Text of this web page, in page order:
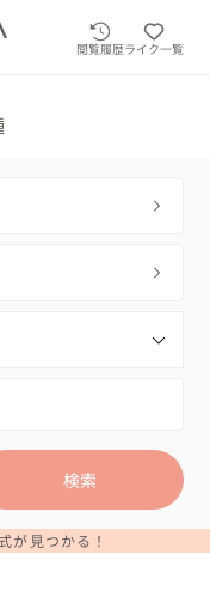
閲覧履歴ライク一覧
検索
が見つかる！